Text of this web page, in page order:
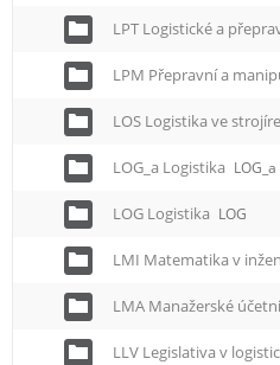
LPT Logistické a
LPM Přepravní a
LOS Logistika ve
LOG_a Logistika LOG_a
LOG Logistika LOG
LMI Matematika v
LMA Manažerské
LLV Legislativa v